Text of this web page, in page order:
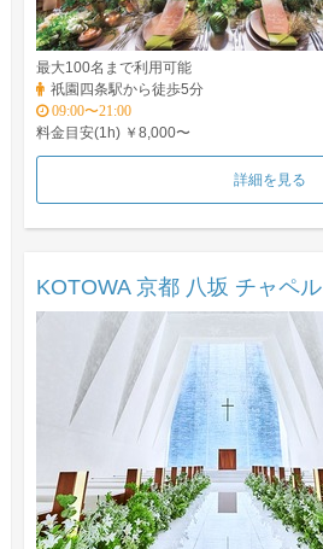
最大100名まで利用可能
祇園四条駅から徒歩5分
09:00〜21:00
料金目安(1h) ￥8,000〜
詳細を見る
KOTOWA 京都 八坂 チャペル